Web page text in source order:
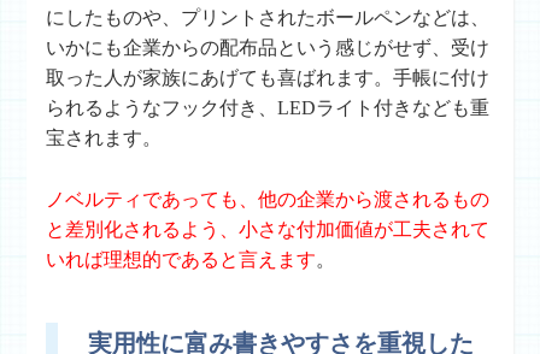
にしたものや、プリントされたボールペンなどは、
いかにも企業からの配布品という感じがせず、受け
取った人が家族にあげても喜ばれます。手帳に付け
られるようなフック付き、LEDライト付きなども重
宝されます。
ノベルティであっても、他の企業から渡されるもの
と差別化されるよう、小さな付加価値が工夫されて
いれば理想的であると言えます。
実用性に富み書きやすさを重視した